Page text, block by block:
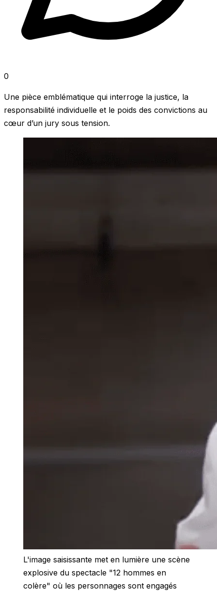
0
Une pièce emblématique qui interroge la justice, la
responsabilité individuelle et le poids des convictions au
cœur d’un jury sous tension.
L'image saisissante met en lumière une scène
explosive du spectacle "12 hommes en
colère" où les personnages sont engagés